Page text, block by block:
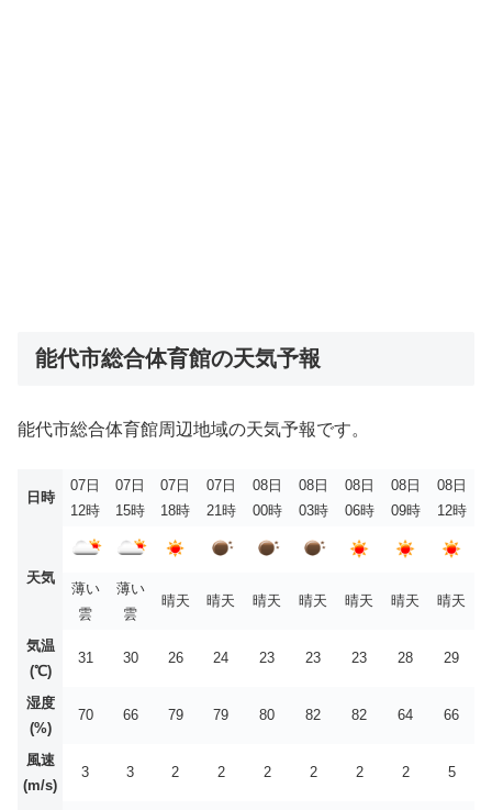
能代市総合体育館の天気予報
能代市総合体育館周辺地域の天気予報です。
日時
07日
12時
07日
15時
07日
18時
07日
21時
08日
00時
08日
03時
08日
06時
08日
09時
08日
12時
天気
薄い
雲
薄い
雲
晴天 晴天 晴天 晴天 晴天 晴天 晴天
気温
(℃)
31 30 26 24 23 23 23 28 29
湿度
(%)
70 66 79 79 80 82 82 64 66
風速
(m/s)
3 3 2 2 2 2 2 2 5